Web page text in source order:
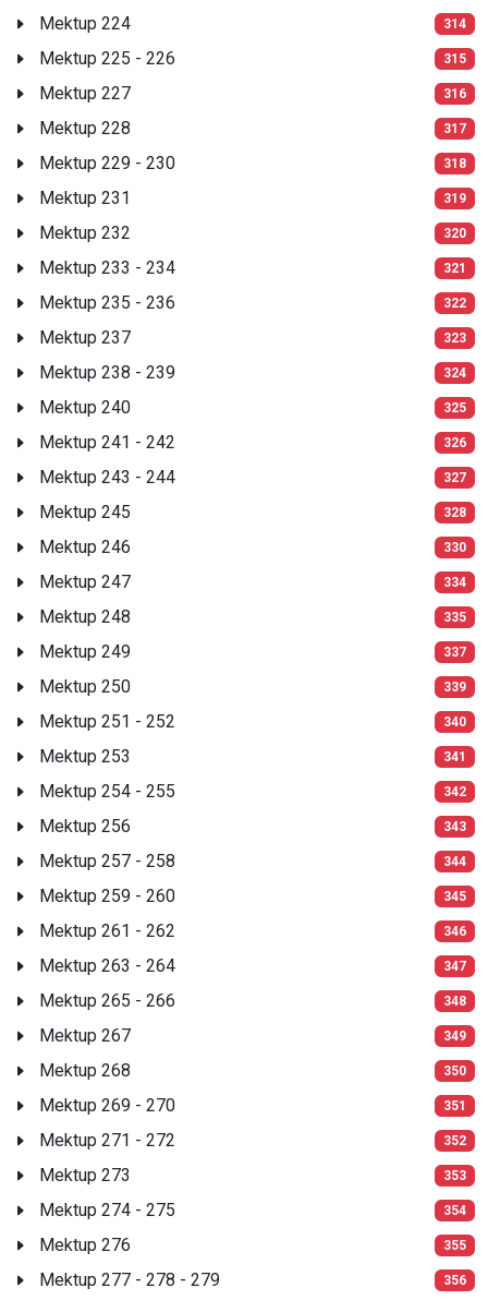
Mektup 224 314
Mektup 225 - 226 315
Mektup 227 316
Mektup 228 317
Mektup 229 - 230 318
Mektup 231 319
Mektup 232 320
Mektup 233 - 234 321
Mektup 235 - 236 322
Mektup 237 323
Mektup 238 - 239 324
Mektup 240 325
Mektup 241 - 242 326
Mektup 243 - 244 327
Mektup 245 328
Mektup 246 330
Mektup 247 334
Mektup 248 335
Mektup 249 337
Mektup 250 339
Mektup 251 - 252 340
Mektup 253 341
Mektup 254 - 255 342
Mektup 256 343
Mektup 257 - 258 344
Mektup 259 - 260 345
Mektup 261 - 262 346
Mektup 263 - 264 347
Mektup 265 - 266 348
Mektup 267 349
Mektup 268 350
Mektup 269 - 270 351
Mektup 271 - 272 352
Mektup 273 353
Mektup 274 - 275 354
Mektup 276 355
Mektup 277 - 278 - 279 356